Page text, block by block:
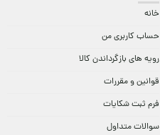
خانه
حساب کاربری من
رویه های بازگرداندن کالا
قوانین و مقررات
فرم ثبت شکایات
سوالات متداول